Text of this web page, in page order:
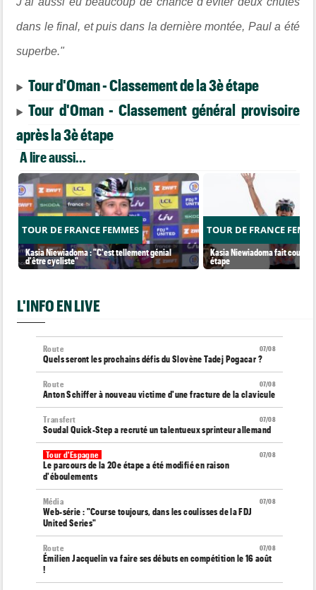
dans le final, et puis dans la dernière montée, Paul a été
superbe."
Tour d'Oman - Classement de la 3è étape
Tour d'Oman - Classement général provisoire
après la 3è étape
A lire aussi...
TOUR DE FRANCE FEMMES
Kasia Niewiadoma : "C'est tellement génial
d'être cycliste"
TOUR DE FRANCE
Kasia Niewiadoma fait coup
étape
L'INFO EN LIVE
07/08
Route
Quels seront les prochains défis du Slovène Tadej Pogacar ?
07/08
Route
Anton Schiffer à nouveau victime d'une fracture de la clavicule
07/08
Transfert
Soudal Quick-Step a recruté un talentueux sprinteur allemand
07/08
Tour d'Espagne
Le parcours de la 20e étape a été modifié en raison
d'éboulements
07/08
Média
Web-série : "Course toujours, dans les coulisses de la FDJ
United Series"
07/08
Route
Émilien Jacquelin va faire ses débuts en compétition le 16 août
!